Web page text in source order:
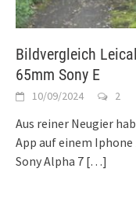
Bildvergleich
65mm Sony E
10/09/2024 2
Aus reiner Neugier
App auf einem Iphone
Sony Alpha 7 […]